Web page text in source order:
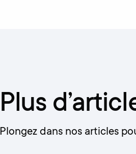
Plus
Plongez dans nos articles